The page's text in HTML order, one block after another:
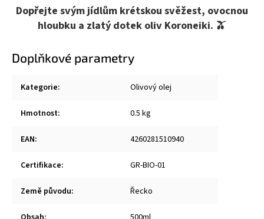
Dopřejte svým jídlům krétskou svěžest, ovocnou
hloubku a zlatý dotek oliv Koroneiki. 🫒
Doplňkové parametry
Kategorie: Olivový olej
Hmotnost: 0.5 kg
EAN: 4260281510940
Certifikace: GR-BIO-01
Země původu: Řecko